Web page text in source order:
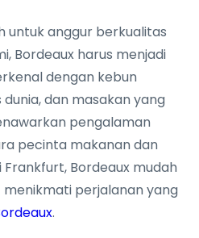
untuk anggur berkualitas
Bordeaux harus menjadi
dengan kebun
dan masakan yang
pengalaman
pecinta makanan dan
Bordeaux mudah
menikmati perjalanan yang
.